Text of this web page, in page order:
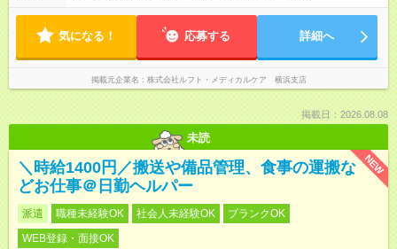
気になる！ 応募する 詳細へ
掲載元企業名 株式会社ルフト・メディカルケア 横浜支店
掲載日：2026.08.08
未読
NEW
＼時給1400円／搬送や備品管理、食事の運搬な
どお仕事＠日勤ヘルパー
派遣 職種未経験OK 社会人未経験OK
ブランクOK
WEB登録・面接OK